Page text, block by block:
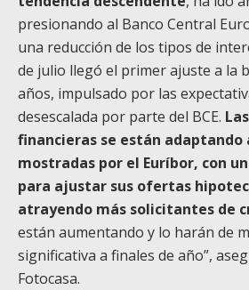
presionando al Banco Central
una reducción de los tipos de
de julio llegó el primer ajuste a la
años, impulsado por las
desescalada por parte del BCE.
financieras se están adaptando
mostradas por el Euríbor, con
para ajustar sus ofertas
atrayendo más solicitantes de
están aumentando y lo harán de
significativa a finales de año”,
Fotocasa.